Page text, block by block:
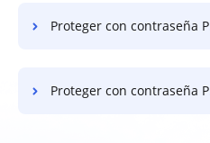
Proteger con contraseña PDF y convertir PDF a Word en Sony
Proteger con contraseña PDF y convertir PDF a Word en LG